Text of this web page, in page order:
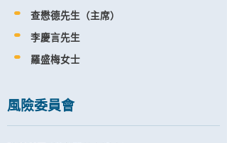
查懋德先生（主席）
李慶言先生
羅盛梅女士
風險委員會